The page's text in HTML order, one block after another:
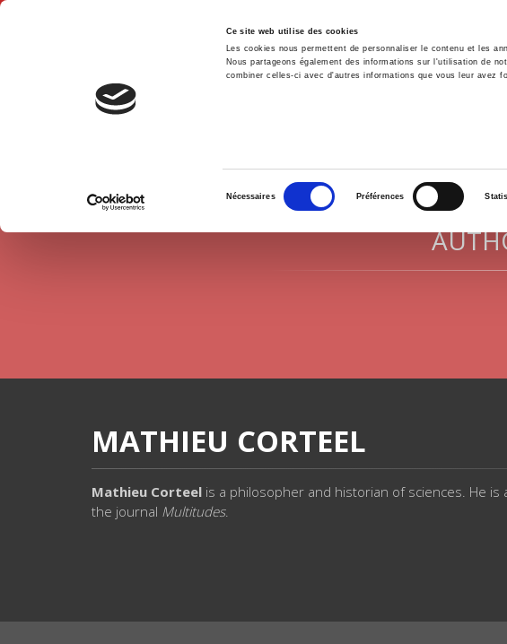
Ce site web utilise des cookies
Les cookies nous permettent de personnaliser le contenu et les
Nous partageons également des informations sur l'utilisation de
combiner celles-ci avec d'autres informations que vous leur avez
consentement
Nécessaires Préférences
Home
MATHIEU CORTEEL
Mathieu Corteel is a philosopher and historian of sciences. He
the journal Multitudes.